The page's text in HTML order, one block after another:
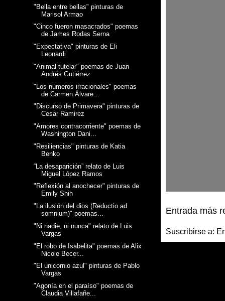
Entrada más
Suscribirse a:
"Bella entre bellas" pinturas de
Marisol Armao
"Cinco fueron masacrados" poemas
de James Rodas Serna
"Expectativa" pinturas de Eli
Leonardi
"Animal tutelar" poemas de Juan
Andrés Gutiérrez
"Los números irracionales" poemas
de Carmen Álvare...
"Discurso de Primavera" pinturas de
Cesar Ramirez
"Amores contracorriente" poemas de
Washington Dani...
"Resiliencias" pinturas de Katia
Benko
“La desaparición” relato de Luis
Miguel López Ramos
"Reflexión al anochecer" pinturas de
Emily Shih
"La ilusión del dios (Reductio ad
somnium)" poemas...
"Ni nadie, ni nunca" relato de Luis
Vargas
"El robo de Isabelita" poemas de Alix
Nicole Becer...
"El unicornio azul" pinturas de Pablo
Vargas
"Agonía en el paraíso" poemas de
Claudia Villafañe...